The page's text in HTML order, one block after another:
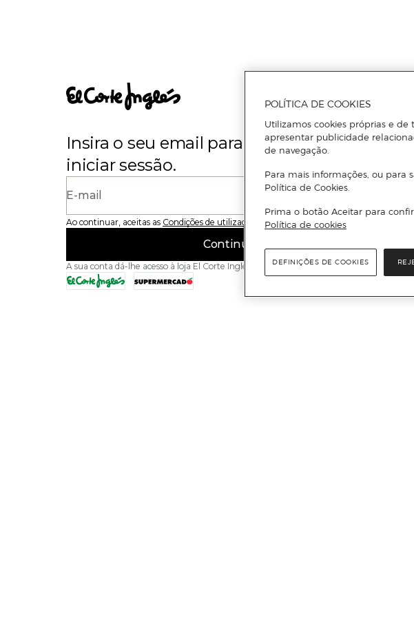
Insira o seu email para se registar ou
iniciar sessão.
E-mail
Ao continuar, aceitas as Condições de utilização do site
Continuar
A sua conta dá-lhe acesso à loja El Corte Inglés e ao Supermercado El Corte Inglés.
POLÍTICA DE COOKIES
Utilizamos cookies próprias e de
apresentar publicidade
de navegação.
Para mais informações, ou para
Política de Cookies.
Prima o botão Aceitar para
Política de cookies
DEFINIÇÕES DE COOKIES